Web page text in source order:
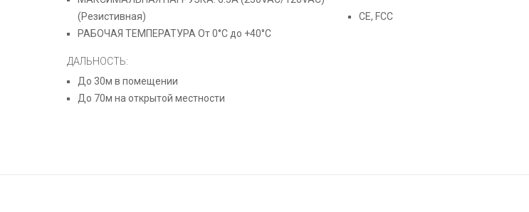
(Резистивная)
РАБОЧАЯ ТЕМПЕРАТУРА От 0°C до +40°C
ДАЛЬНОСТЬ:
До 30м в помещении
До 70м на открытой местности
CE, FCC